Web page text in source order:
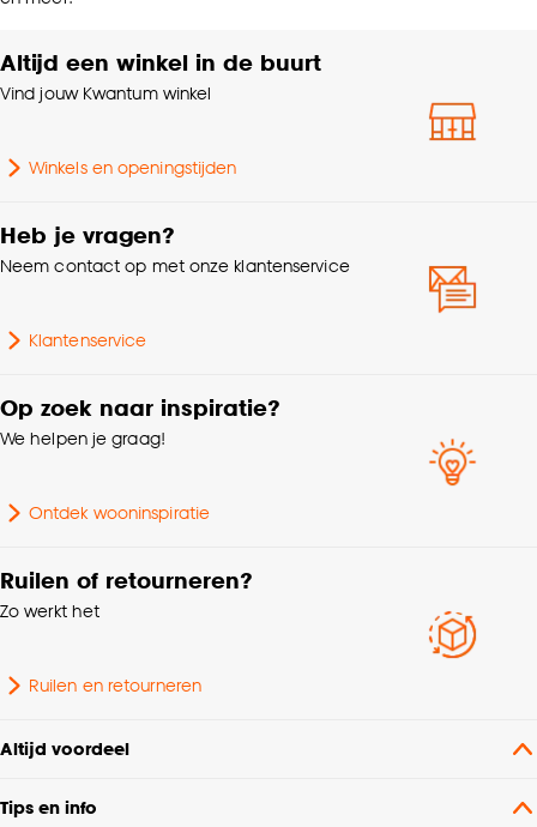
Altijd een winkel in de buurt
Vind jouw Kwantum winkel
Winkels en openingstijden
Heb je vragen?
Neem contact op met onze klantenservice
Klantenservice
Op zoek naar inspiratie?
We helpen je graag!
Ontdek wooninspiratie
Ruilen of retourneren?
Zo werkt het
Ruilen en retourneren
Altijd voordeel
Tips en info